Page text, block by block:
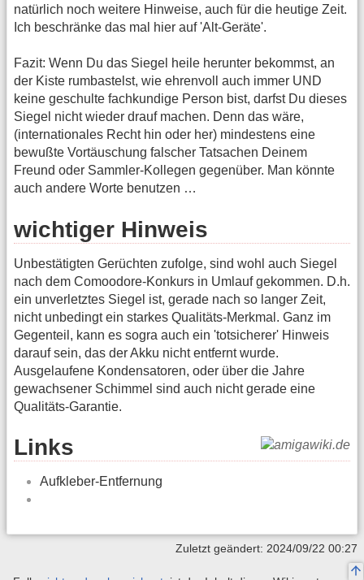
natürlich noch weitere Hinweise, auch für die heutige Zeit.
Ich beschränke das mal hier auf 'Alt-Geräte'.
Fazit: Wenn Du das Siegel heile herunter bekommst, an
der Kiste rumbastelst, wie ehrenvoll auch immer UND
keine geschulte fachkundige Person bist, darfst Du dieses
Siegel nicht wieder drauf machen. Denn das wäre,
(internationales Recht hin oder her) mindestens eine
bewußte Vortäuschung falscher Tatsachen Deinem
Freund oder Sammler-Kollegen gegenüber. Man könnte
auch andere Worte benutzen …
wichtiger Hinweis
Unbestätigten Gerüchten zufolge, sind wohl auch Siegel
nach dem Comoodore-Konkurs in Umlauf gekommen. D.h.
ein unverletztes Siegel ist, gerade nach so langer Zeit,
nicht unbedingt ein starkes Qualitäts-Merkmal. Ganz im
Gegenteil, kann es sogra auch ein 'totsicherer' Hinweis
darauf sein, das der Akku nicht entfernt wurde.
Ausgelaufene Kondensatoren, oder über die Jahre
gewachsener Schimmel sind auch nicht gerade eine
Qualitäts-Garantie.
Links
Aufkleber-Entfernung
Zuletzt geändert: 2024/09/22 00:27